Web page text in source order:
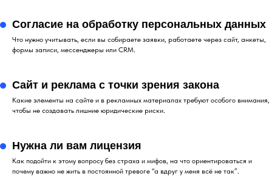
Согласие на обработку персональных данных
Что нужно учитывать, если вы собираете заявки, работаете через сайт, анкеты,
формы записи, мессенджеры или CRM.
Сайт и реклама с точки зрения закона
Какие элементы на сайте и в рекламных материалах требуют особого внимания,
чтобы не создавать лишние юридические риски.
Нужна ли вам лицензия
Как подойти к этому вопросу без страха и мифов, на что ориентироваться и
почему важно не жить в постоянной тревоге “а вдруг у меня всё не так”.